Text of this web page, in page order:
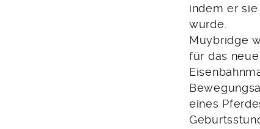
indem er
wurde.
Muybridge
für das
eines